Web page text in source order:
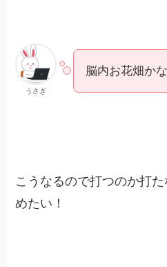
うさぎ
脳内お花畑か
こうなるので打つのか打
めたい！